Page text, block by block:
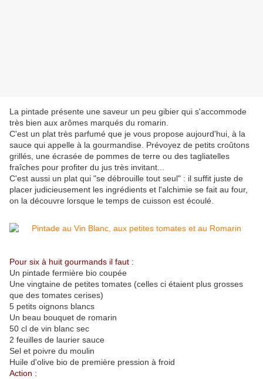
La pintade présente une saveur un peu gibier qui s'accommode
très bien aux arômes marqués du romarin.
C'est un plat très parfumé que je vous propose aujourd'hui, à la
sauce qui appelle à la gourmandise. Prévoyez de petits croûtons
grillés, une écrasée de pommes de terre ou des tagliatelles
fraîches pour profiter du jus très invitant...
C'est aussi un plat qui "se débrouille tout seul" : il suffit juste de
placer judicieusement les ingrédients et l'alchimie se fait au four,
on la découvre lorsque le temps de cuisson est écoulé.
Pour six à huit gourmands il faut :
Un pintade fermière bio coupée
Une vingtaine de petites tomates (celles ci étaient plus grosses
que des tomates cerises)
5 petits oignons blancs
Un beau bouquet de romarin
50 cl de vin blanc sec
2 feuilles de laurier sauce
Sel et poivre du moulin
Huile d'olive bio de première pression à froid
Action :